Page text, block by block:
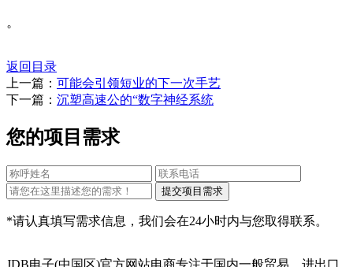
。
返回目录
上一篇： 可能会引领短业的下一次手艺
下一篇： 沉塑高速公的“数字神经系统
您的项目需求
*请认真填写需求信息，我们会在24小时内与您取得联系。
JDB电子(中国区)官方网站电商专注于国内一般贸易、进出口